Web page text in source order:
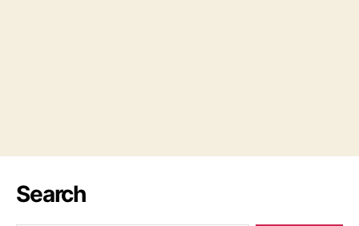
Search